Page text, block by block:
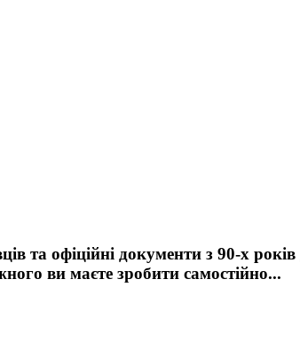
та офіційні документи з 90-х
ви маєте зробити самостійно...